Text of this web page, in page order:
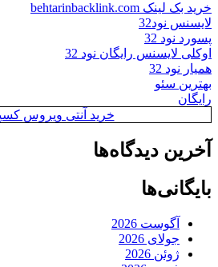
خرید بک لینک behtarinbacklink.com
لایسنس نود32
پسورد نود 32
اوکلی لایسنس رایگان نود 32
همیار نود 32
بهترین سئو
رایگان
خرید آنتی ویروس
آخرین دیدگاه‌ها
بایگانی‌ها
آگوست 2026
جولای 2026
ژوئن 2026